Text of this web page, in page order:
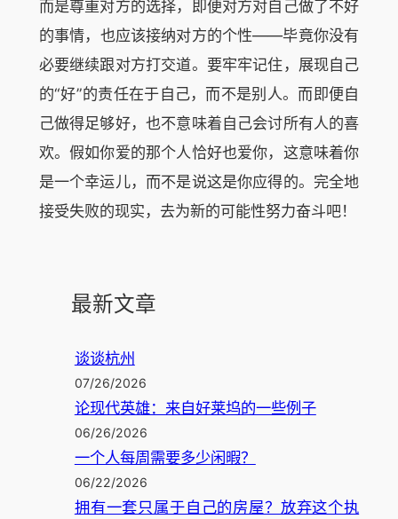
而是尊重对方的选择，即便对方对自己做了不好
的事情，也应该接纳对方的个性——毕竟你没有
必要继续跟对方打交道。要牢牢记住，展现自己
的“好”的责任在于自己，而不是别人。而即便自
己做得足够好，也不意味着自己会讨所有人的喜
欢。假如你爱的那个人恰好也爱你，这意味着你
是一个幸运儿，而不是说这是你应得的。完全地
接受失败的现实，去为新的可能性努力奋斗吧！
最新文章
谈谈杭州
07/26/2026
论现代英雄：来自好莱坞的一些例子
06/26/2026
一个人每周需要多少闲暇？
06/22/2026
拥有一套只属于自己的房屋？放弃这个执